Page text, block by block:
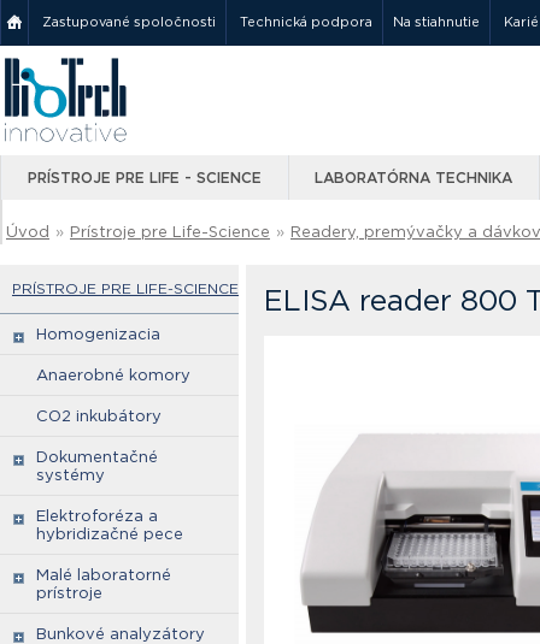
Zastupované spoločnosti Technická podpora Na stiahnutie
PRÍSTROJE PRE LIFE - SCIENCE LABORATÓRNA TECHNIKA
Úvod » Prístroje pre Life-Science » Readery, premývačky a
PRÍSTROJE PRE LIFE-SCIENCE
Homogenizacia
Anaerobné komory
CO2 inkubátory
Dokumentačné
systémy
Elektroforéza a
hybridizačné pece
Malé laboratorné
prístroje
Bunkové analyzátory
ELISA reader 800